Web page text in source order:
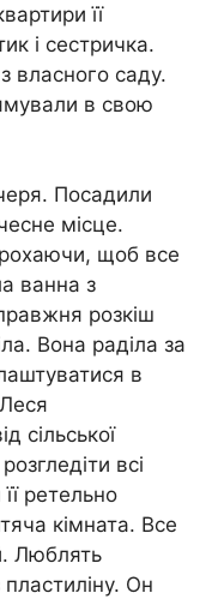
її
і сестричка.
власного саду.
в свою
Посадили
місце.
щоб все
ванна з
розкіш
Вона раділа за
в
сільської
всі
ретельно
кімната. Все
Люблять
пластиліну. Он